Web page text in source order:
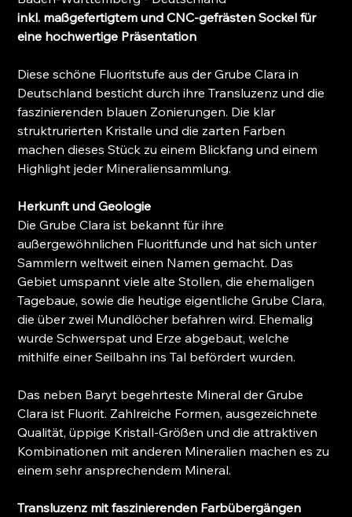
inkl. maßgefertigtem und CNC-gefrästen Sockel für
eine hochwertige Präsentation
Diese schöne Fluoritstufe aus der Grube Clara in
Deutschland besticht durch ihre Transluzenz und die
faszinierenden blauen Zonierungen. Die klar
struktrurierten Kristalle und die zarten Farben
machen dieses Stück zu einem Blickfang und einem
Highlight jeder Mineraliensammlung.
Herkunft und Geologie
Die Grube Clara ist bekannt für ihre
außergewöhnlichen Fluoritfunde und hat sich unter
Sammlern weltweit einen Namen gemacht. Das
Gebiet umspannt viele alte Stollen, die ehemaligen
Tagebaue, sowie die heutige eigentliche Grube Clara,
die über zwei Mundlöcher befahren wird. Ehemalig
wurde Schwerspat und Erze abgebaut, welche
mithilfe einer Seilbahn ins Tal befördert wurden.
Das neben Baryt begehrteste Mineral der Grube
Clara ist Fluorit. Zahlreiche Formen, ausgezeichnete
Qualität, üppige Kristall-Größen und die attraktiven
Kombinationen mit anderen Mineralien machen es zu
einem sehr ansprechendem Mineral.
Transluzenz mit faszinierenden Farbübergängen